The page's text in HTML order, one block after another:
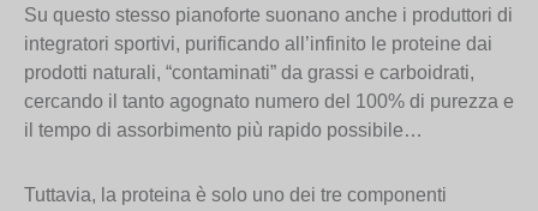
Su questo stesso pianoforte suonano anche i produttori di
integratori sportivi, purificando all’infinito le proteine dai
prodotti naturali, “contaminati” da grassi e carboidrati,
cercando il tanto agognato numero del 100% di purezza e
il tempo di assorbimento più rapido possibile…
Tuttavia, la proteina è solo uno dei tre componenti